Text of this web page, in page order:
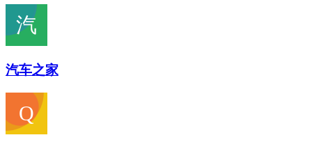
汽车之家